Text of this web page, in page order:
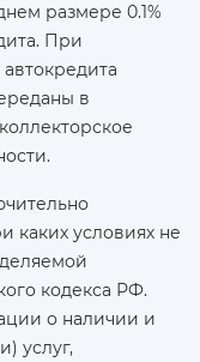
размере 0.1%
При
в
каких условиях не
кодекса РФ.
о наличии и
услуг,